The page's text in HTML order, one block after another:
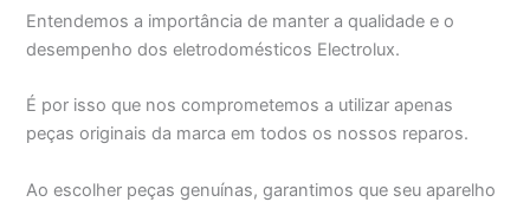
Entendemos a importância de manter a qualidade e o
desempenho dos eletrodomésticos Electrolux.
É por isso que nos comprometemos a utilizar apenas
peças originais da marca em todos os nossos reparos.
Ao escolher peças genuínas, garantimos que seu aparelho